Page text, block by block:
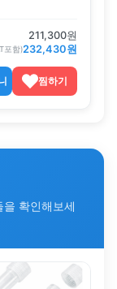
211,300원
포함)232,430원
찜하기
확인해보세